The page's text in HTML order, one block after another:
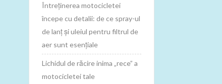
Întreținerea motocicletei
începe cu detalii: de ce spray-ul
de lanț și uleiul pentru filtrul de
aer sunt esențiale
Lichidul de răcire inima „rece” a
motocicletei tale